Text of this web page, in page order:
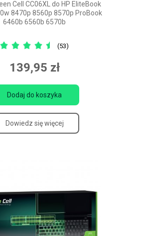
Cell CC06XL do HP EliteBook
8470p 8560p 8570p ProBook
6460b 6560b 6570b
(53)
139,95 zł
Dodaj do koszyka
Dowiedz się więcej